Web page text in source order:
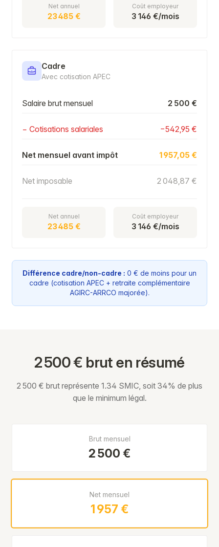
Net annuel
23 485 €
Coût employeur
3 146 €/mois
Cadre
Avec cotisation APEC
Salaire brut mensuel 2 500 €
− Cotisations salariales −542,95 €
Net mensuel avant impôt 1 957,05 €
Net imposable 2 048,87 €
Net annuel
23 485 €
Coût employeur
3 146 €/mois
Différence cadre/non-cadre : 0 € de moins pour un
cadre (cotisation APEC + retraite complémentaire
AGIRC-ARRCO majorée).
2 500 € brut en résumé
2 500 € brut représente 1.34 SMIC, soit 34% de plus
que le minimum légal.
Brut mensuel
2 500 €
Net mensuel
1 957 €